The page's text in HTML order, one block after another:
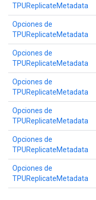
TPUReplicateMetadata
Opciones de
TPUReplicateMetadata
Opciones de
TPUReplicateMetadata
Opciones de
TPUReplicateMetadata
Opciones de
TPUReplicateMetadata
Opciones de
TPUReplicateMetadata
Opciones de
TPUReplicateMetadata